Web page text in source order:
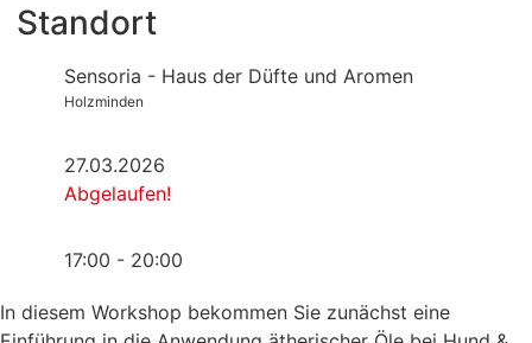
Standort
Sensoria - Haus der Düfte und Aromen
Holzminden
27.03.2026
Abgelaufen!
17:00 - 20:00
In diesem Workshop bekommen Sie zunächst eine